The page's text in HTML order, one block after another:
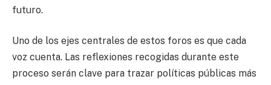
futuro.
Uno de los ejes centrales de estos foros es que cada
voz cuenta. Las reflexiones recogidas durante este
proceso serán clave para trazar políticas públicas más